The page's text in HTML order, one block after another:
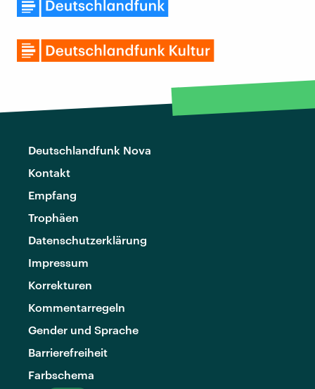
Deutschlandfunk Nova
Kontakt
Empfang
Trophäen
Datenschutzerklärung
Impressum
Korrekturen
Kommentarregeln
Gender und Sprache
Barrierefreiheit
Farbschema